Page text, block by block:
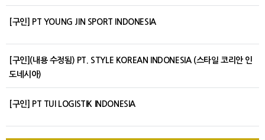
[구인] PT YOUNG JIN SPORT INDONESIA
[구인](내용 수정됨) PT. STYLE KOREAN INDONESIA (스타일 코리안 인
도네시아)
[구인] PT TUI LOGISTIK INDONESIA